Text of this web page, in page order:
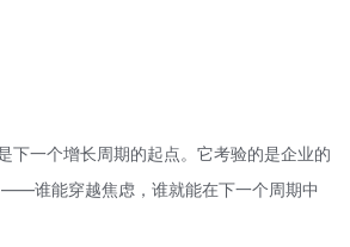
下一个增长周期的起点。它考验的是企业的
谁能穿越焦虑，谁就能在下一个周期中